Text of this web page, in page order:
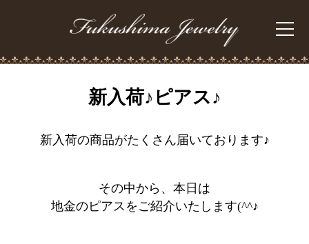
新入荷♪ピアス♪
新入荷の商品がたくさん届いております♪
その中から、本日は
地金のピアスをご紹介いたします(^^♪